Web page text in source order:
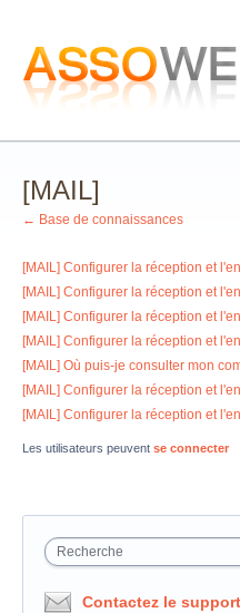
[MAIL]
← Base de connaissances
[MAIL] Configurer la réception et
[MAIL] Configurer la réception et
[MAIL] Configurer la réception et
[MAIL] Configurer la réception et
[MAIL] Où puis-je consulter mon
[MAIL] Configurer la réception et
[MAIL] Configurer la réception et
Les utilisateurs peuvent se connecter
Recherche
Contactez le support